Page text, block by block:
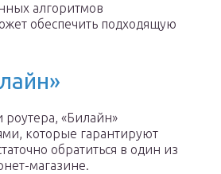
алгоритмов
обеспечить подходящую
«Билайн»
которые гарантируют
обратиться в один из
магазине.